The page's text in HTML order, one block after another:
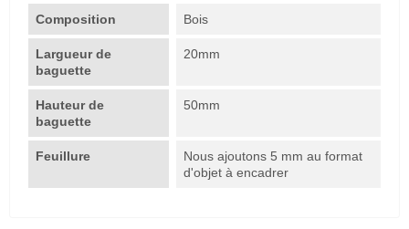
Composition Bois
Largueur de
baguette
20mm
Hauteur de
baguette
50mm
Feuillure
Nous ajoutons 5 mm au format
d'objet à encadrer